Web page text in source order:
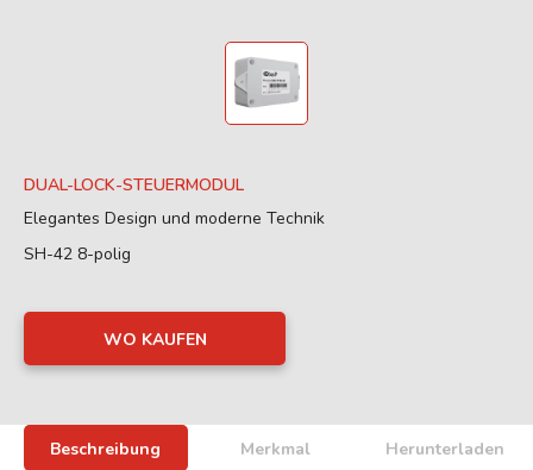
DUAL-LOCK-STEUERMODUL
Elegantes Design und moderne Technik
SH-42 8-polig
WO KAUFEN
Beschreibung Merkmal Herunterladen